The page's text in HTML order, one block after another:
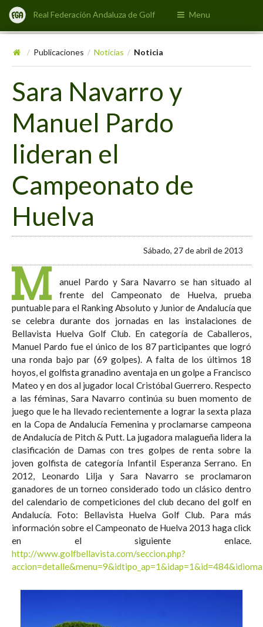
Real Federación Andaluza de Golf Menu
/ Publicaciones / Noticias / Noticia
Sara Navarro y
Manuel Pardo
lideran el
Campeonato de
Huelva
Sábado, 27 de abril de 2013
M
anuel Pardo y Sara Navarro se han situado al
frente del Campeonato de Huelva, prueba
puntuable para el Ranking Absoluto y Junior de Andalucía que
se celebra durante dos jornadas en las instalaciones de
Bellavista Huelva Golf Club. En categoría de Caballeros,
Manuel Pardo fue el único de los 87 participantes que logró
una ronda bajo par (69 golpes). A falta de los últimos 18
hoyos, el golfista granadino aventaja en un golpe a Francisco
Mateo y en dos al jugador local Cristóbal Guerrero. Respecto
a las féminas, Sara Navarro continúa su buen momento de
juego que le ha llevado recientemente a lograr la sexta plaza
en la Copa de Andalucía Femenina y proclamarse campeona
de Andalucía de Pitch & Putt. La jugadora malagueña lidera la
clasificación de Damas con tres golpes de renta sobre la
joven golfista de categoría Infantil Esperanza Serrano. En
2012, Leonardo Lilja y Sara Navarro se proclamaron
ganadores de un torneo considerado todo un clásico dentro
del calendario de competiciones del club decano del golf en
Andalucía. Foto: Bellavista Huelva Golf Club. Para más
información sobre el Campeonato de Huelva 2013 haga click
en el siguiente enlace.
http://www.golfbellavista.com/seccion.php?